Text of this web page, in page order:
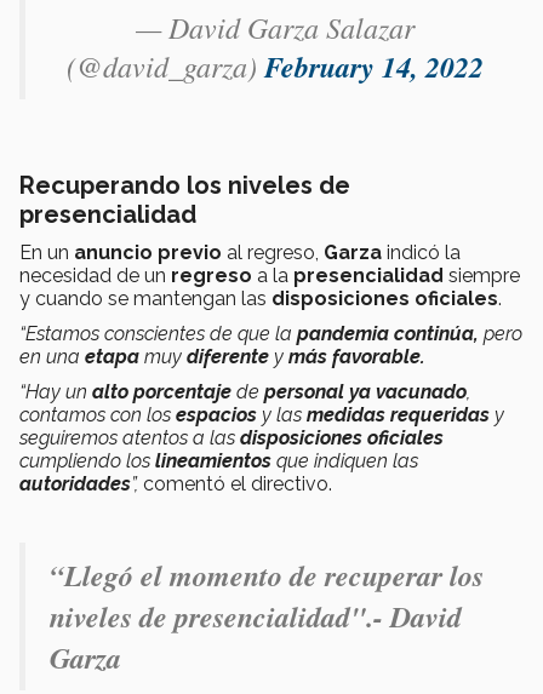
— David Garza Salazar
(@david_garza) February 14, 2022
Recuperando los niveles de
presencialidad
En un anuncio previo al regreso, Garza indicó la
necesidad de un regreso a la presencialidad siempre
y cuando se mantengan las disposiciones oficiales.
“Estamos conscientes de que la pandemia continúa, pero
en una etapa muy diferente y más favorable.
“Hay un alto porcentaje de personal ya vacunado
contamos con los espacios y las medidas requeridas y
seguiremos atentos a las disposiciones oficiales
cumpliendo los lineamientos que indiquen las
autoridades”, comentó el directivo.
“Llegó el momento de recuperar los
niveles de presencialidad".- David
Garza